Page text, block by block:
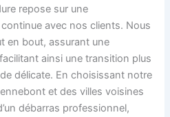
repose sur une
avec nos clients. Nous
en bout, assurant une
ainsi une transition plus
délicate. En choisissant notre
et des villes voisines
débarras professionnel,